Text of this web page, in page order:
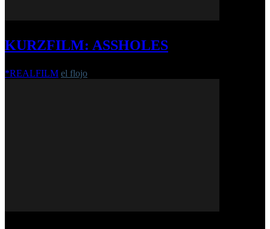
KURZFILM: ASSHOLES
*REALFILM el flojo